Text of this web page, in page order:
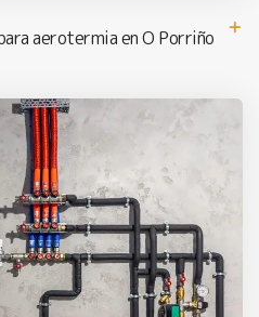
aerotermia en O Porriño